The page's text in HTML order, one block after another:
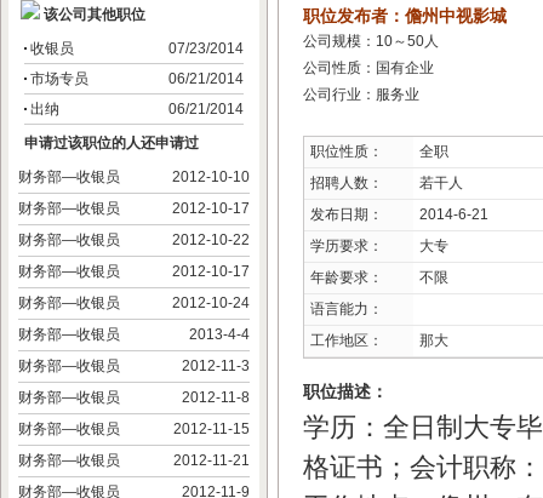
该公司其他职位
收银员
07/23/2014
市场专员
06/21/2014
出纳
06/21/2014
申请过该职位的人还申请过
财务部—收银员
2012-10-10
财务部—收银员
2012-10-17
财务部—收银员
2012-10-22
财务部—收银员
2012-10-17
财务部—收银员
2012-10-24
财务部—收银员
2013-4-4
财务部—收银员
2012-11-3
财务部—收银员
2012-11-8
财务部—收银员
2012-11-15
财务部—收银员
2012-11-21
财务部—收银员
2012-11-9
职位发布者：儋州中视影城
公司规模：10～50人
公司性质：国有企业
公司行业：服务业
职位性质：
全职
招聘人数：
若干人
发布日期：
2014-6-21
学历要求：
大专
年龄要求：
不限
语言能力：
工作地区：
那大
职位描述：
学历：全日制大专
格证书；会计职称